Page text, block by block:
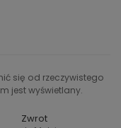
się od rzeczywistego
jest wyświetlany.
Zwrot